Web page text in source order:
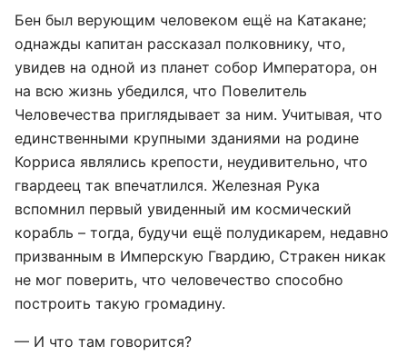
Бен был верующим человеком ещё на Катакане;
однажды капитан рассказал полковнику, что,
увидев на одной из планет собор Императора, он
на всю жизнь убедился, что Повелитель
Человечества приглядывает за ним. Учитывая, что
единственными крупными зданиями на родине
Корриса являлись крепости, неудивительно, что
гвардеец так впечатлился. Железная Рука
вспомнил первый увиденный им космический
корабль – тогда, будучи ещё полудикарем, недавно
призванным в Имперскую Гвардию, Стракен никак
не мог поверить, что человечество способно
построить такую громадину.
— И что там говорится?